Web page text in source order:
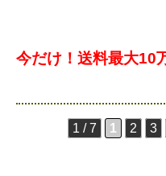
今だけ！送料最大10
1 / 7 1 2 3